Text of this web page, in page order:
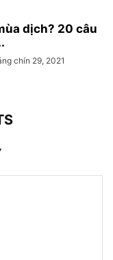
dịch? 20 câu
chín 29, 2021